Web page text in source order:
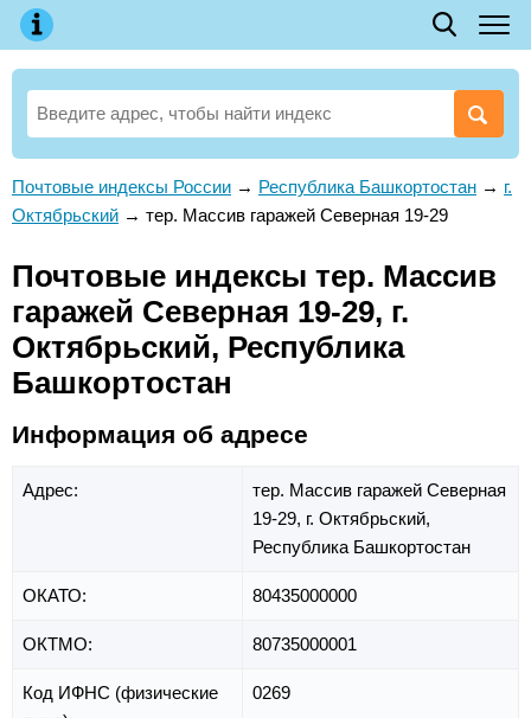
Почтовые индексы России → Республика Башкортостан → г.
Октябрьский → тер. Массив гаражей Северная 19-29
Почтовые индексы тер. Массив
гаражей Северная 19-29, г.
Октябрьский, Республика
Башкортостан
Информация об адресе
Адрес:
тер. Массив гаражей Северная
19-29, г. Октябрьский,
Республика Башкортостан
ОКАТО: 80435000000
ОКТМО: 80735000001
Код ИФНС (физические
0269